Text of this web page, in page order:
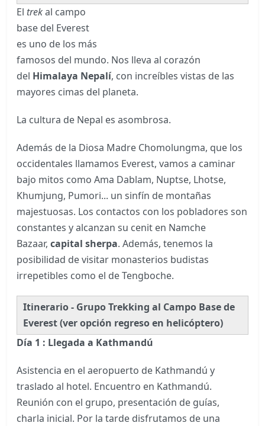
El trekal campo
base del Everest
es uno de los más
famosos del mundo. Nos lleva al corazón
del Himalaya Nepalí, con increíbles vistas de las
mayores cimas del planeta.
La cultura de Nepal es asombrosa.
Además de la Diosa Madre Chomolungma, que los
occidentales llamamos Everest, vamos a caminar
bajo mitos como Ama Dablam, Nuptse, Lhotse,
Khumjung, Pumori... un sinfín de montañas
majestuosas. Los contactos con los pobladores son
constantes y alcanzan su cenit en Namche
Bazaar, capital sherpa. Además, tenemos la
posibilidad de visitar monasterios budistas
irrepetibles como el de Tengboche.
Itinerario - Grupo Trekking al Campo Base de
Everest (ver opción regreso en helicóptero)
Día 1 : Llegada a Kathmandú
Asistencia en el aeropuerto de Kathmandú y
traslado al hotel. Encuentro en Kathmandú.
Reunión con el grupo, presentación de guías,
charla inicial. Por la tarde disfrutamos de una